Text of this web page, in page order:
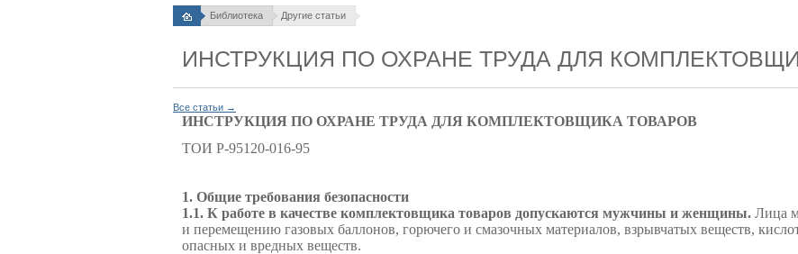
Библиотека Другие статьи
ИНСТРУКЦИЯ ПО ОХРАНЕ ТРУДА ДЛЯ
Все статьи →
ИНСТРУКЦИЯ ПО ОХРАНЕ ТРУДА ДЛЯ КОМПЛЕКТОВЩИКА ТОВАРОВ
ТОИ Р-95120-016-95
1. Общие требования безопасности
1.1. К работе в качестве комплектовщика товаров допускаются мужчины и женщины. Лица
и перемещению газовых баллонов, горючего и смазочных материалов, взрывчатых веществ,
опасных и вредных веществ.